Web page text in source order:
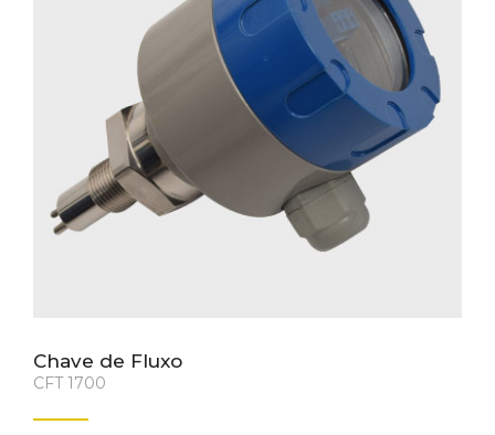
Chave de Fluxo
CFT 1700